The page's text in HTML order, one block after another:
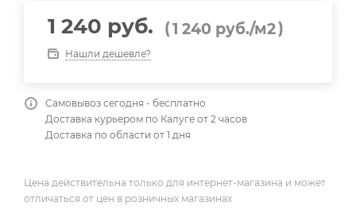
1 240 руб. (1 240 руб./м2)
Нашли дешевле?
Самовывоз сегодня - бесплатно
Доставка курьером по Калуге от 2 часов
Доставка по области от 1 дня
Цена действительна только для интернет-магазина и может
отличаться от цен в розничных магазинах